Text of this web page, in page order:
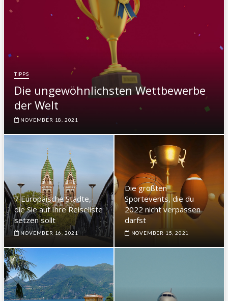
TIPPS
Die ungewöhnlichsten Wettbewerbe
der Welt
NOVEMBER 18, 2021
7 Europäische Städte,
die Sie auf Ihre Reiseliste
setzen sollt
NOVEMBER 16, 2021
Die größten
Sportevents, die du
2022 nicht verpassen
darfst
NOVEMBER 15, 2021